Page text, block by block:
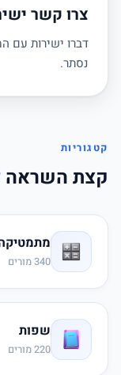
צרו קשר
דברו ישירות עם
נסתר.
קטגוריות
קצת השראה
340 מורים
שפות
220 מורים